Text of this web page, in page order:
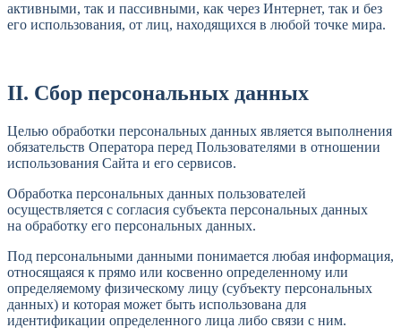
активными, так и пассивными, как через Интернет, так и без
его использования, от лиц, находящихся в любой точке мира.
II. Сбор персональных данных
Целью обработки персональных данных является выполнения
обязательств Оператора перед Пользователями в отношении
использования Сайта и его сервисов.
Обработка персональных данных пользователей
осуществляется с согласия субъекта персональных данных
на обработку его персональных данных.
Под персональными данными понимается любая информация,
относящаяся к прямо или косвенно определенному или
определяемому физическому лицу (субъекту персональных
данных) и которая может быть использована для
идентификации определенного лица либо связи с ним.